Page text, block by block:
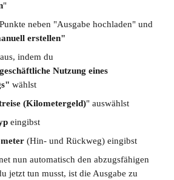
"
neben "Ausgabe hochladen" und
erstellen"
indem du
Nutzung eines
wählst
(Kilometergeld)" auswählst
eingibst
(Hin- und Rückweg) eingibst
nun automatisch den abzugsfähigen
jetzt tun musst, ist die Ausgabe zu